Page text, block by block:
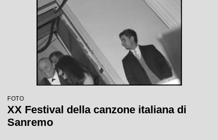
FOTO
XX Festival della canzone italiana di
Sanremo